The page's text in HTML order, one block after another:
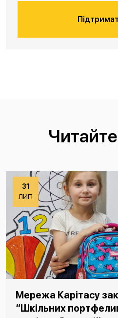
31
ЛИП
Мережа Карітасу
“Шкільних